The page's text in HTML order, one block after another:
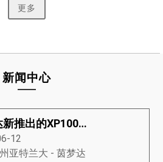
更多
新闻中心
茵梦达新推出的XP100防爆电机
12
亚特兰大 - 茵梦达